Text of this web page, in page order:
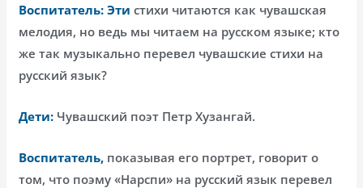
Воспитатель: Эти стихи читаются как чувашская
мелодия, но ведь мы читаем на русском языке; кто
же так музыкально перевел чувашские стихи на
русский язык?
Дети: Чувашский поэт Петр Хузангай.
Воспитатель, показывая его портрет, говорит о
том, что поэму «Нарспи» на русский язык перевел